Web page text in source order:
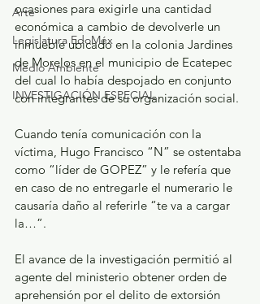
Arte
Legislatura EdoMéx
Medio Ambiente
INVESTIGACIÓN ESPECIAL
ocasiones para exigirle una cantidad
económica a cambio de devolverle un
inmueble ubicado en la colonia Jardines
de Morelos en el municipio de Ecatepec
del cual lo había despojado en conjunto
con integrantes de su organización social.
Cuando tenía comunicación con la
víctima, Hugo Francisco “N” se ostentaba
como “líder de GOPEZ” y le refería que
en caso de no entregarle el numerario le
causaría daño al referirle “te va a cargar
la…”.
El avance de la investigación permitió al
agente del ministerio obtener orden de
aprehensión por el delito de extorsión